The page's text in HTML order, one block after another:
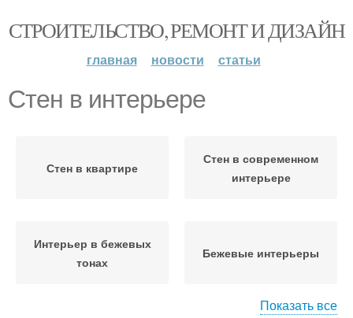
СТРОИТЕЛЬСТВО, РЕМОНТ И ДИЗАЙН
главная новости статьи
Стен в интерьере
Стен в квартире
Стен в современном
интерьере
Интерьер в бежевых
тонах
Бежевые интерьеры
Показать все